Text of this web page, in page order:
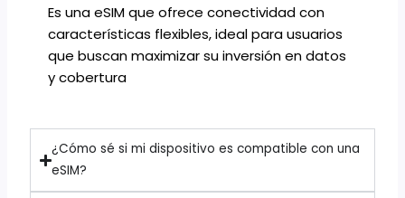
Es una eSIM que ofrece conectividad con
características flexibles, ideal para usuarios
que buscan maximizar su inversión en datos
y cobertura
¿Cómo sé si mi dispositivo es compatible con una
eSIM?